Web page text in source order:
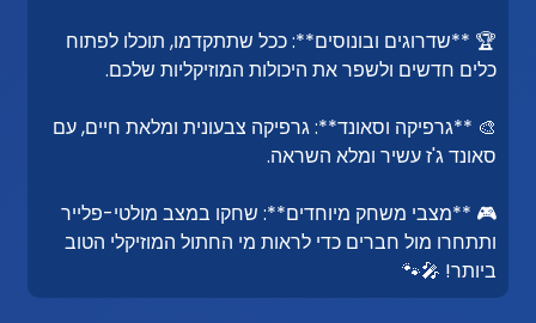
🏆 **שדרוגים ובונוסים**: ככל שתתקדמו, תוכלו לפתוח
כלים חדשים ולשפר את היכולות המוזיקליות שלכם.
🎨 **גרפיקה וסאונד**: גרפיקה צבעונית ומלאת חיים, עם
סאונד ג'ז עשיר ומלא השראה.
🎮 **מצבי משחק מיוחדים**: שחקו במצב מולטי-פלייר
ותתחרו מול חברים כדי לראות מי החתול המוזיקלי הטוב
ביותר! 🎤🐾